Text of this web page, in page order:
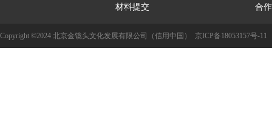
材料提交 合
Copyright ©2024 北京金镜头文化发展有限公司（信用中国） 京ICP备18053157号-11